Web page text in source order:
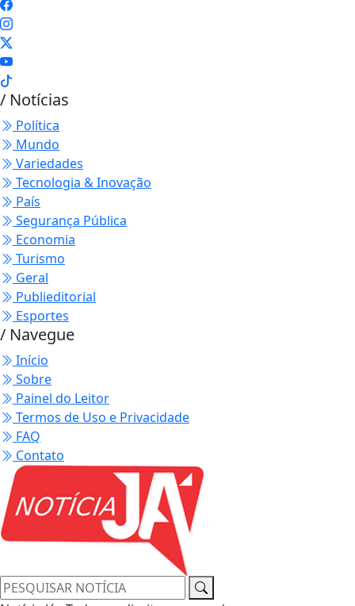
/ Notícias
Política
Mundo
Variedades
Tecnologia & Inovação
País
Segurança Pública
Economia
Turismo
Geral
Publieditorial
Esportes
/ Navegue
Início
Sobre
Painel do Leitor
Termos de Uso e Privacidade
FAQ
Contato